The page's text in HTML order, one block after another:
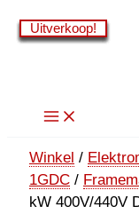
Ga
naar
Winkel /
1GDC /
kW 400V/440V
Uitverkoop!
Uitverkoop!
Uitverkoop!
Uitverkoop!
Uitverkoop!
Uitverkoop!
Uitverkoop!
Uitverkoop!